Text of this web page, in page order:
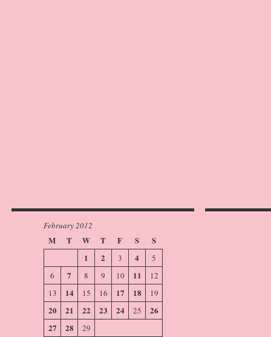
February 2012
M T W T F S
S
1
2 3 4
5
6
7 8 9 10 11
12
13
14 15 16 17 18 19
20 21 22 23 24 25
26
27
28 29